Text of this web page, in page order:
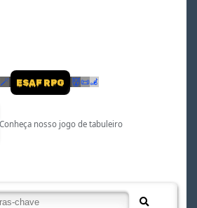
🪄 ESAF RPG 👹📜🦼
Conheça nosso jogo de tabuleiro